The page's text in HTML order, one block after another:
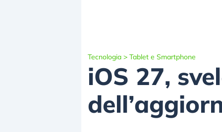
Tecnologia > Tablet e Smartphone
iOS 27,